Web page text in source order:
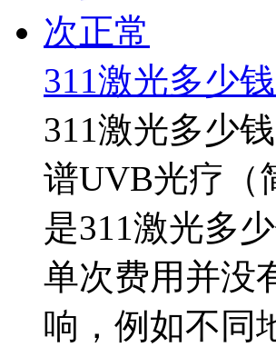
311激光多少
311激光多少
谱UVB光疗（
是311激光多
单次费用并没
响，例如不同